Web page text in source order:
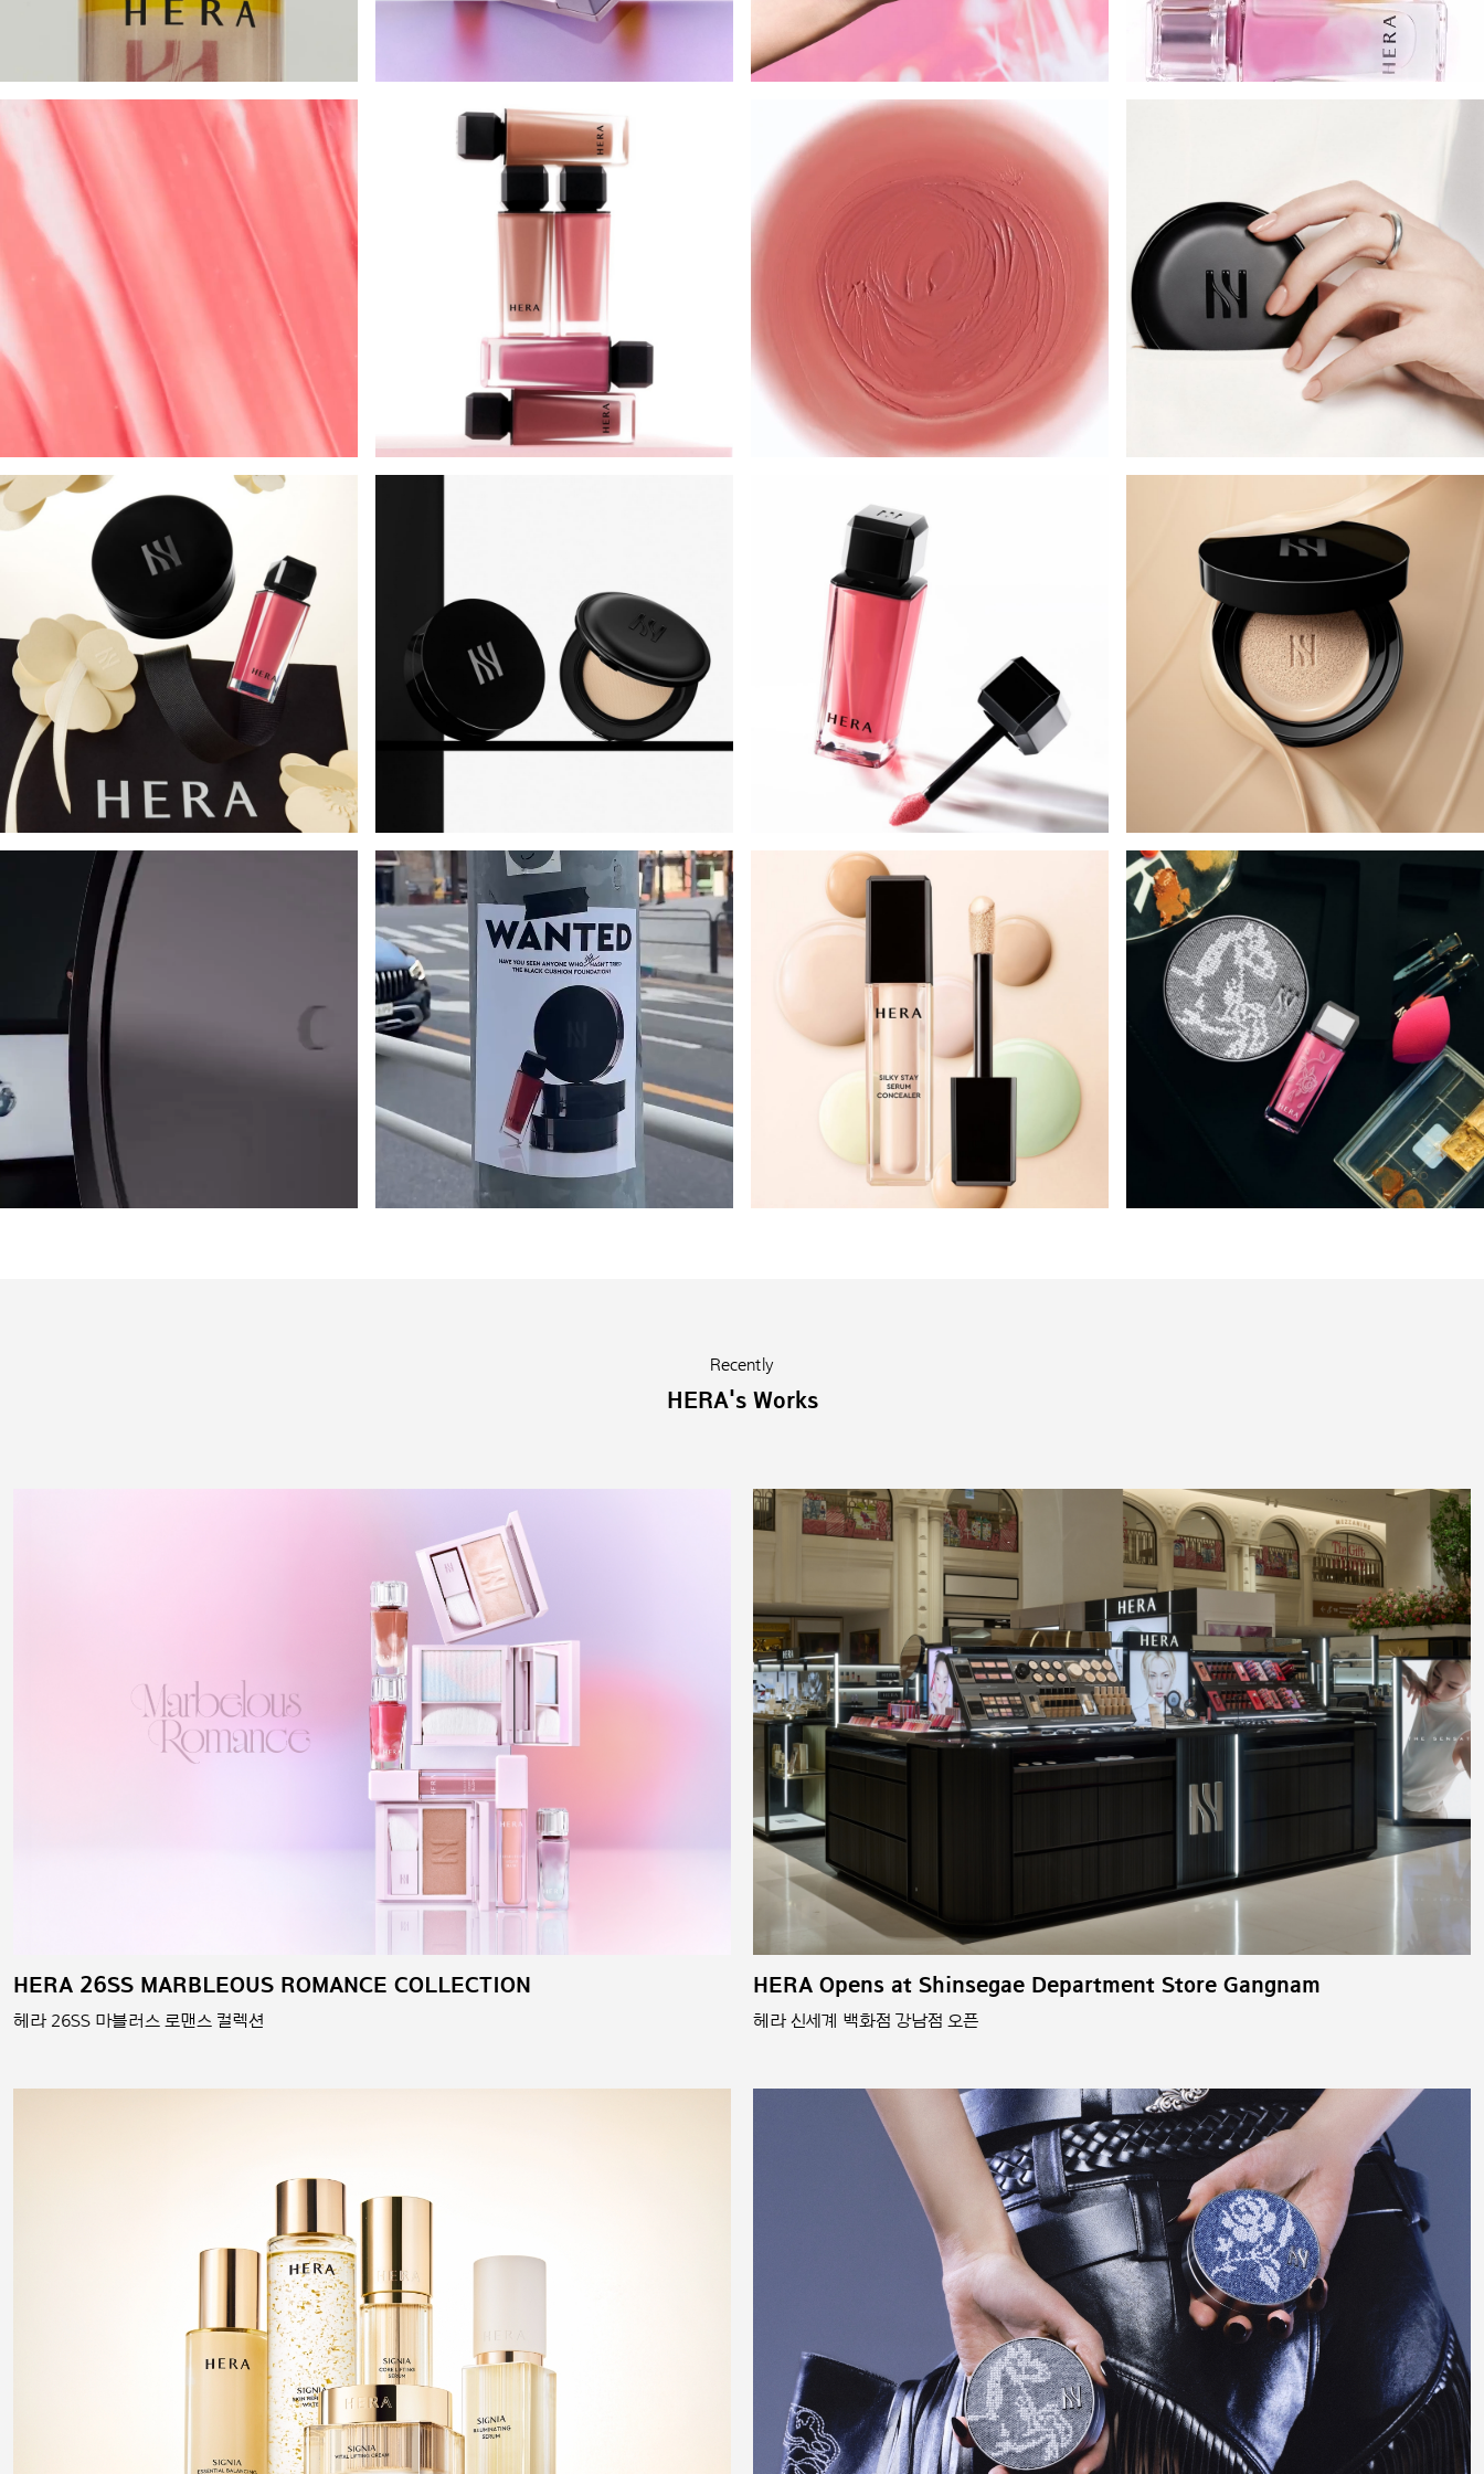
Recently
HERA's Works
HERA 26SS MARBLEOUS ROMANCE COLLECTION
헤라 26SS 마블러스 로맨스 컬렉션
HERA Opens at Shinsegae Department Store Gangnam
헤라 신세계 백화점 강남점 오픈